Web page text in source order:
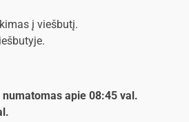
į viešbutį.
apie 08:45 val.